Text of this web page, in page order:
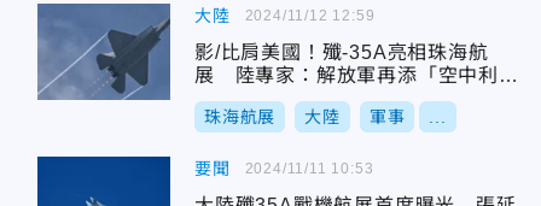
大陸
影/比肩美國！殲-35A亮相珠海航
展 陸專家：解放軍再添「空中利
刃」
珠海航展 大陸 軍事
2024/11/12 12:59
要聞 2024/11/11 10:53